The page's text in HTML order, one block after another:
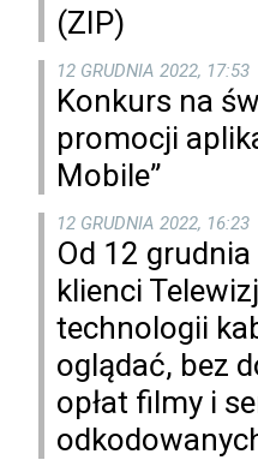
(ZIP)
12 GRUDNIA 2022, 17:53
Konkurs na
promocji
Mobile”
12 GRUDNIA 2022, 16:23
Od 12
klienci
technologii
oglądać, bez
opłat filmy i